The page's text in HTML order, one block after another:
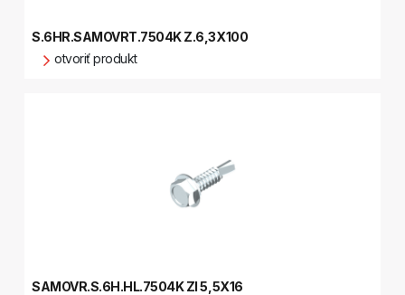
S.6HR.SAMOVRT.7504K Z.6,3X100
otvoriť produkt
SAMOVR.S.6H.HL.7504K ZI 5,5X16